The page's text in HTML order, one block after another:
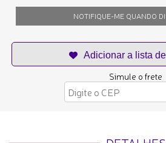
NOTIFIQUE-ME QUANDO
Simule o frete